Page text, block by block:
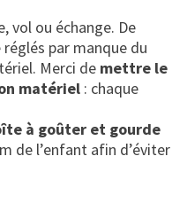
vol ou échange. De
par manque du
Merci de mettre le
matériel: chaque
à goûter et gourde
de l’enfant afin d’éviter